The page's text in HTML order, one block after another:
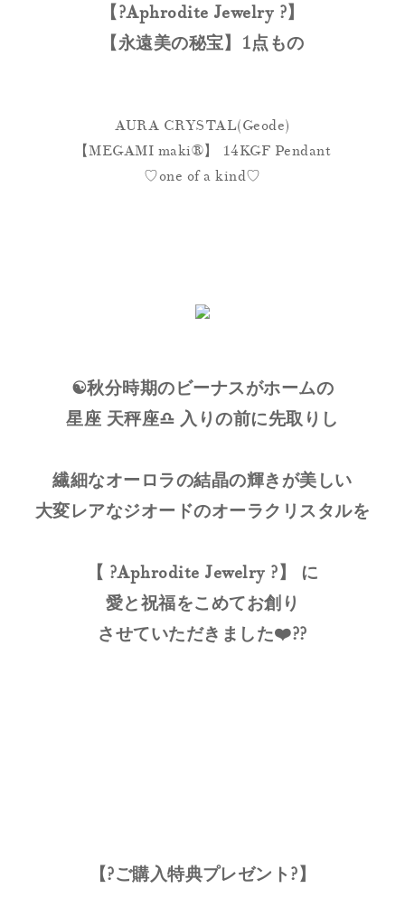
【?Aphrodite Jewelry ?】
【永遠美の秘宝】1点もの
AURA CRYSTAL(Geode)
【MEGAMI maki®︎】 14KGF Pendant
♡one of a kind♡
☯️秋分時期のビーナスがホームの
星座 天秤座♎️ 入りの前に先取りし
繊細なオーロラの結晶の輝きが美しい
大変レアなジオードのオーラクリスタルを
【 ?Aphrodite Jewelry ?】 に
愛と祝福をこめてお創り
させていただきました❤️??
【?ご購入特典プレゼント?】